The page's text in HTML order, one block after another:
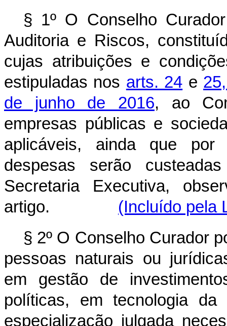
§ 1º O Conselho
Auditoria e Riscos,
cujas atribuições e
estipuladas nos arts. 24 e
de junho de 2016, ao
empresas públicas e
aplicáveis, ainda que
despesas serão
Secretaria Executiva,
artigo. (Incluído pela
§ 2º O Conselho Curador
pessoas naturais ou
em gestão de
políticas, em tecnologia
especialização julgada